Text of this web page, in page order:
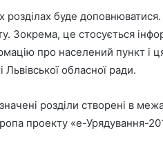
розділах буде
Зокрема, це стосується
про населений пункт і
Львівської обласної ради.
розділи створені в
проекту «е-Урядування-